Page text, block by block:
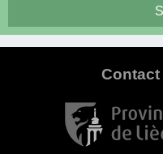
Contact